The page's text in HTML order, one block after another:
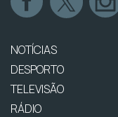
NOTÍCIAS
DESPORTO
TELEVISÃO
RÁDIO